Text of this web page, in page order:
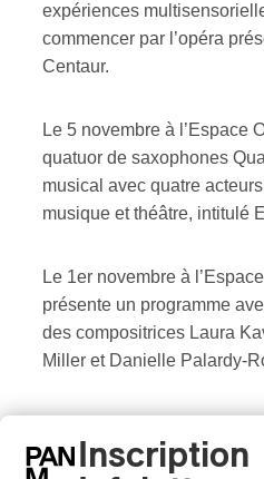
expériences
commencer par l’opéra
Centaur.
Le 5 novembre à l’Espace
quatuor de saxophones
musical avec quatre
musique et théâtre, intitulé
Le 1er novembre à
présente un programme
des compositrices Laura
Miller et Danielle Palardy-
Le 27 novembre à
un autre projet très excitant,
Inscription